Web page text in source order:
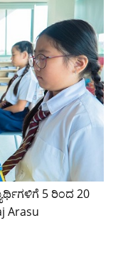
5 ರಿಂದ 20
Arasu